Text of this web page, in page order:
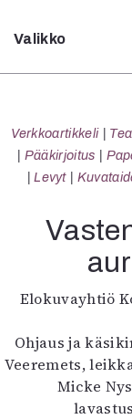
Sulje
Valikko
Verkkoartikkeli
Pääkirjoitus
Levyt
Elokuvayhtiö
Ohjaus ja
Veeremets,
Micke